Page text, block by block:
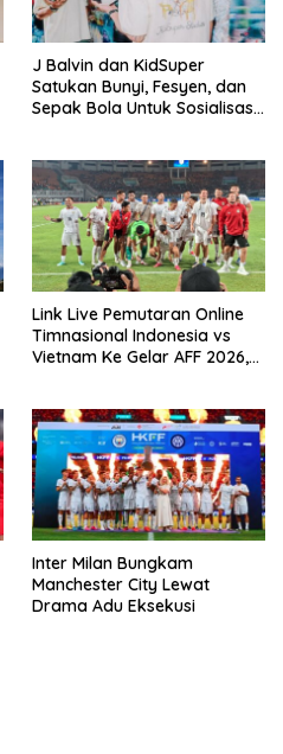
J Balvin dan KidSuper
Satukan Bunyi, Fesyen, dan
Sepak Bola Untuk Sosialisasi
Link Live Pemutaran Online
Timnasional Indonesia vs
Vietnam Ke Gelar AFF 2026,
Inter Milan Bungkam
Manchester City Lewat
Drama Adu Eksekusi